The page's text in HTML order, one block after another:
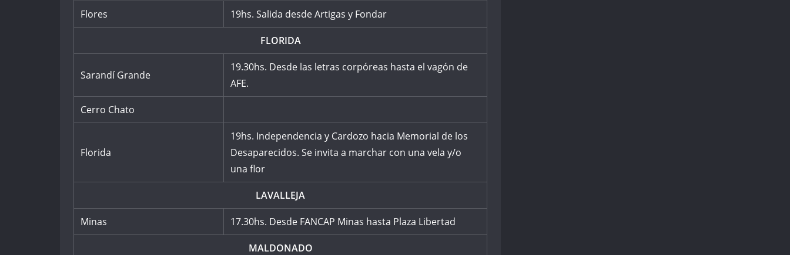
Flores 19hs. Salida desde Artigas y Fondar
FLORIDA
Sarandí Grande
19.30hs. Desde las letras corpóreas hasta el vagón de
AFE.
Cerro Chato
Florida
19hs. Independencia y Cardozo hacia Memorial de los
Desaparecidos. Se invita a marchar con una vela y/o
una flor
LAVALLEJA
Minas 17.30hs. Desde FANCAP Minas hasta Plaza Libertad
MALDONADO